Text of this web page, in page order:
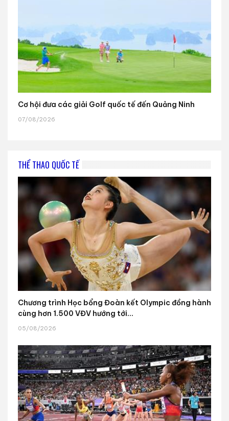
Cơ hội đưa các giải Golf quốc tế đến Quảng Ninh
07/08/2026
THỂ THAO QUỐC TẾ
Chương trình Học bổng Đoàn kết Olympic đồng hành
cùng hơn 1.500 VĐV hướng tới...
05/08/2026